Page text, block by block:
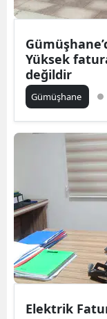
Yüksek
değildir
Gümüşhane
Elektrik